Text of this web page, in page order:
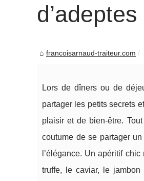
d’adeptes
francoisarnaud-traiteur.com
Lors de dîners ou de
partager les petits secrets
plaisir et de bien-être.
coutume de se partager
l’élégance. Un apéritif
truffe, le caviar, le